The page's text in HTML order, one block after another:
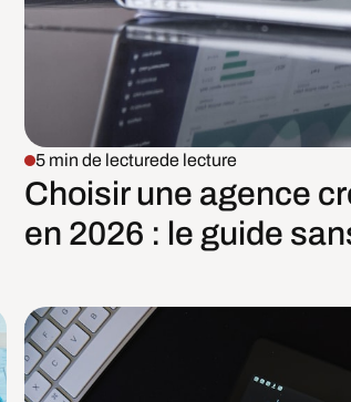
5 min de lecturede lecture
Choisir une agence
en 2026 : le guide